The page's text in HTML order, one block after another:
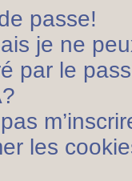
passe!
je ne
par le
les